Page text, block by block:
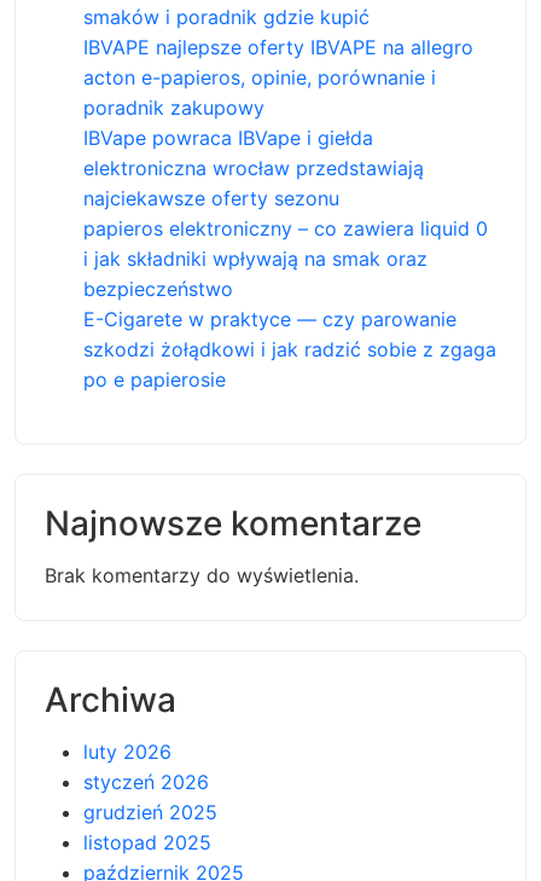
smaków i poradnik gdzie kupić
IBVAPE najlepsze oferty IBVAPE na allegro
acton e-papieros, opinie, porównanie i
poradnik zakupowy
IBVape powraca IBVape i giełda
elektroniczna wrocław przedstawiają
najciekawsze oferty sezonu
papieros elektroniczny – co zawiera liquid 0
i jak składniki wpływają na smak oraz
bezpieczeństwo
E-Cigarete w praktyce — czy parowanie
szkodzi żołądkowi i jak radzić sobie z zgaga
po e papierosie
Najnowsze komentarze
Brak komentarzy do wyświetlenia.
Archiwa
luty 2026
styczeń 2026
grudzień 2025
listopad 2025
październik 2025